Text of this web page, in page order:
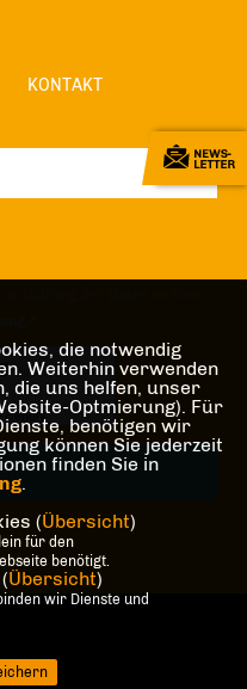
KONTAKT
Captcha ⇗
die notwendig
Weiterhin verwenden
die uns helfen, unser
Optmierung). Für
benötigen wir
können Sie jederzeit
finden Sie in
.
(Übersicht)
für den
benötigt.
Übersicht)
wir Dienste und